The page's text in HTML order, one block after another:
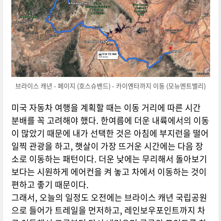
브라이스 캐년 - 페이지 (호스슈밴드) - 카이옌타까지 이동 (모뉴멘트밸리)
미국 자동차 여행을 계획할 때는 이동 거리에 따른 시간
분배를 꼭 고려해야 했다. 한여름에 더운 내륙에서의 이동
이 많았기 때문에 내가 선택한 것은 아침에 부지런을 떨어
일찍 관광을 하고, 햇살이 가장 뜨거운 시간에는 다음 장
소로 이동하는 패턴이다. 더운 낮에는 무리해서 돌아보기
보다는 시원하게 에어컨을 켜 놓고 차에서 이동하는 것이
편하고 좋기 때문이다.
그래서, 오늘의 일정도 오전에는 브라이스 캐년 국립공원
으로 들어가 트레일을 먼저하고, 레인보우포인트까지 차